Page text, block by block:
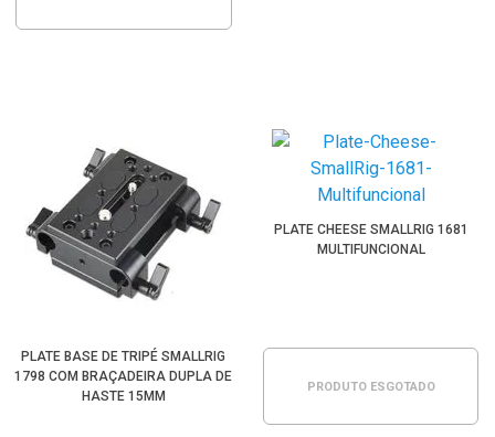
PLATE BASE DE TRIPÉ SMALLRIG
1798 COM BRAÇADEIRA DUPLA DE
HASTE 15MM
PLATE CHEESE SMALLRIG 1681
MULTIFUNCIONAL
PRODUTO ESGOTADO